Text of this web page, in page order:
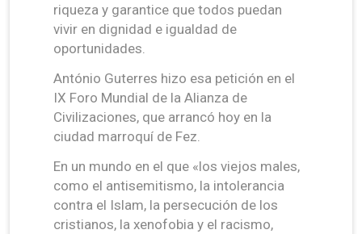
riqueza y garantice que todos puedan
vivir en dignidad e igualdad de
oportunidades.
António Guterres hizo esa petición en el
IX Foro Mundial de la Alianza de
Civilizaciones, que arrancó hoy en la
ciudad marroquí de Fez.
En un mundo en el que «los viejos males,
como el antisemitismo, la intolerancia
contra el Islam, la persecución de los
cristianos, la xenofobia y el racismo,